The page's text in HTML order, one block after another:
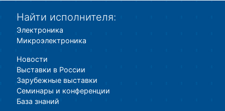
Найти исполнителя:
Электроника
Микроэлектроника
Новости
Выставки в России
Зарубежные выставки
Семинары и конференции
База знаний